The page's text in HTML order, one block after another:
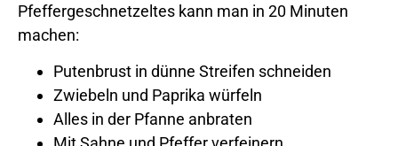
Pfeffergeschnetzeltes kann man in 20 Minuten
machen:
Putenbrust in dünne Streifen schneiden
Zwiebeln und Paprika würfeln
Alles in der Pfanne anbraten